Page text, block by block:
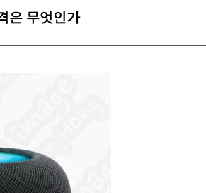
은 무엇인가